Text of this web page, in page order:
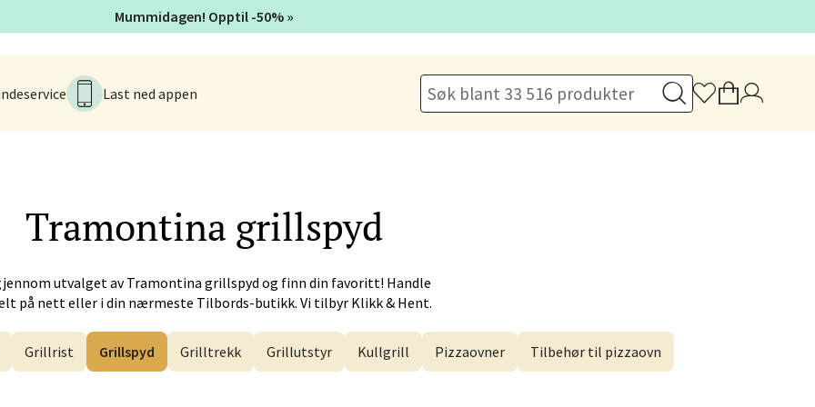
Last ned appen
Tramontina grillspyd
utvalget avTramontina grillspyd og finn din favoritt! Handle
på nett eller i din nærmeste Tilbords-butikk. Vi tilbyr Klikk & Hent.
Grillrist Grillspyd Grilltrekk Grillutstyr Kullgrill Pizzaovner Tilbehør til pizzaovn
Mummidagen! Opptil -50% »
- Futura
17, 6517 Kristiansund
ikke tilgjengelig
Velg
dag 10-20
8, 5014 Bergen